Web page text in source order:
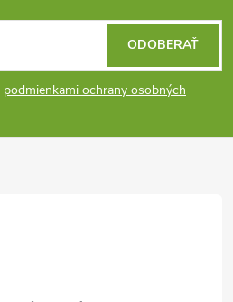
podmienkami ochrany osobných
ODOBERAŤ